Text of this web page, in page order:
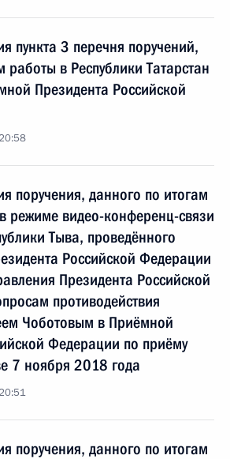
пункта 3 перечня поручений,
работы в Республики Татарстан
Президента Российской
поручения, данного по итогам
режиме видео-конференц-связи
Тыва, проведённого
Российской Федерации
Президента Российской
противодействия
Чоботовым в Приёмной
Федерации по приёму
7 ноября 2018 года
поручения, данного по итогам